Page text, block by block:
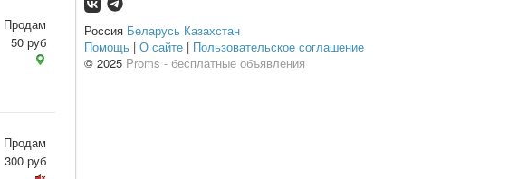
Продам
50 руб
Продам
300 руб
Россия Беларусь Казахстан
Помощь | О сайте | Пользовательское соглашение
© 2025 Proms - бесплатные объявления